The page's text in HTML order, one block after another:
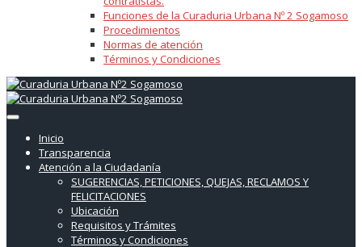
Funciones de la Curaduria Urbana Nº 2 Sogamoso
Procedimientos
Normas de atención
Términos y Condiciones
Inicio
Transparencia
Atención a la Ciudadanía
SUGERENCIAS, PETICIONES, QUEJAS, RECLAMOS Y
FELICITACIONES
Ubicación
Requisitos y Trámites
Términos y Condiciones